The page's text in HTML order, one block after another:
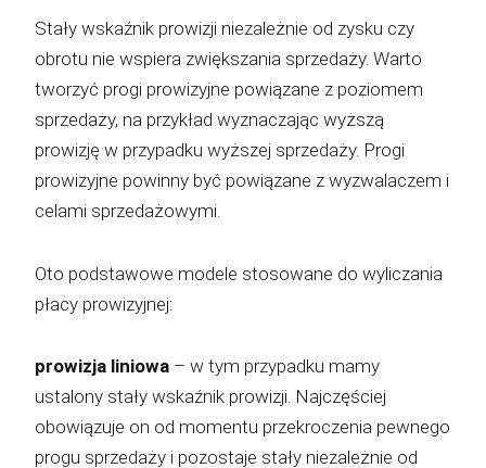
Stały wskaźnik prowizji niezależnie od zysku czy
obrotu nie wspiera zwiększania sprzedaży. Warto
tworzyć progi prowizyjne powiązane z poziomem
sprzedaży, na przykład wyznaczając wyższą
prowizję w przypadku wyższej sprzedaży. Progi
prowizyjne powinny być powiązane z wyzwalaczem i
celami sprzedażowymi.
Oto podstawowe modele stosowane do wyliczania
płacy prowizyjnej:
prowizja liniowa – w tym przypadku mamy
ustalony stały wskaźnik prowizji. Najczęściej
obowiązuje on od momentu przekroczenia pewnego
progu sprzedaży i pozostaje stały niezależnie od